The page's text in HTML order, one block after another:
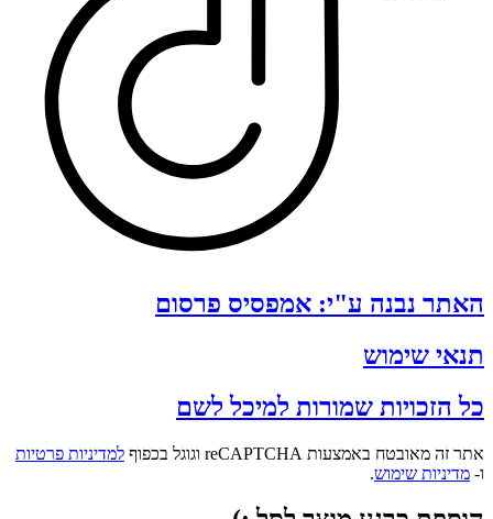
האתר נבנה ע"י: אמפסיס פרסום
תנאי שימוש
כל הזכויות שמורות למיכל לשם
אתר זה מאובטח באמצעות reCAPTCHA וגוגל בכפוף
למדיניות פרטיות
ו- מדיניות שימוש.